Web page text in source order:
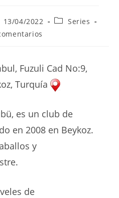
13/04/2022
Categoría
Series
Fuzuli Cad No:9,
Turquía
es un club de
en 2008 en Beykoz.
y
de